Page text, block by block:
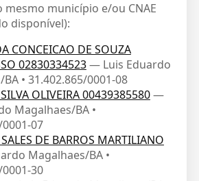
mesmo município e/ou CNAE
disponível):
CONCEICAO DE SOUZA
02830334523— Luis Eduardo
• 31.402.865/0001-08
OLIVEIRA 00439385580—
Magalhaes/BA •
07
DE BARROS MARTILIANO
Magalhaes/BA •
30